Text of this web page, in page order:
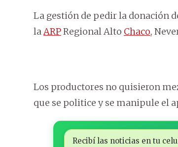
La gestión de pedir la donación
laARPRegional Alto Chaco,
Los productores no quisieron
que se politice y se manipule el
Recibí las noticias en tu